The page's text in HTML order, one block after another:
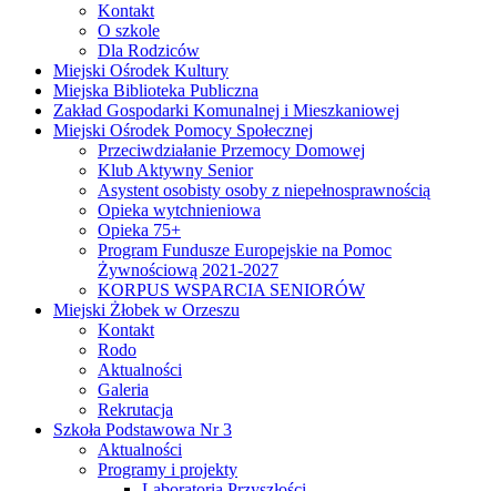
Kontakt
O szkole
Dla Rodziców
Miejski Ośrodek Kultury
Miejska Biblioteka Publiczna
Zakład Gospodarki Komunalnej i Mieszkaniowej
Miejski Ośrodek Pomocy Społecznej
Przeciwdziałanie Przemocy Domowej
Klub Aktywny Senior
Asystent osobisty osoby z niepełnosprawnością
Opieka wytchnieniowa
Opieka 75+
Program Fundusze Europejskie na Pomoc
Żywnościową 2021-2027
KORPUS WSPARCIA SENIORÓW
Miejski Żłobek w Orzeszu
Kontakt
Rodo
Aktualności
Galeria
Rekrutacja
Szkoła Podstawowa Nr 3
Aktualności
Programy i projekty